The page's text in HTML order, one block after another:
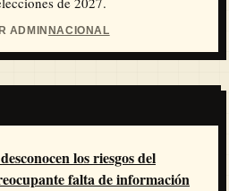
ADMIN NACIONAL
los riesgos del
falta de información